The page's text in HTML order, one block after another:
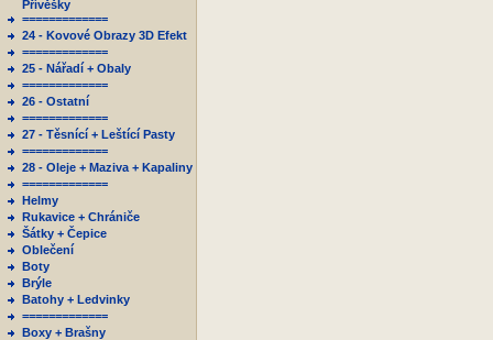
Přívěšky
=============
24 - Kovové Obrazy 3D Efekt
=============
25 - Nářadí + Obaly
=============
26 - Ostatní
=============
27 - Těsnící + Leštící Pasty
=============
28 - Oleje + Maziva + Kapaliny
=============
Helmy
Rukavice + Chrániče
Šátky + Čepice
Oblečení
Boty
Brýle
Batohy + Ledvinky
=============
Boxy + Brašny